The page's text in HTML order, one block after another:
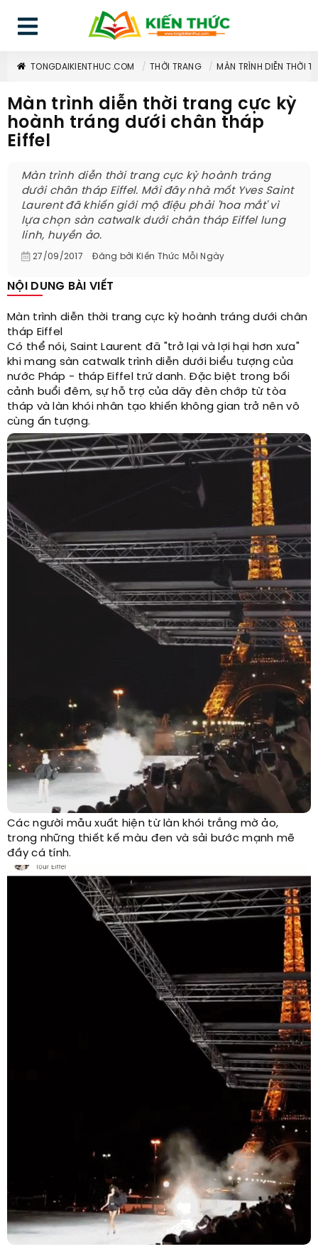
TONGDAIKIENTHUC.COM THỜI TRANG MÀN TRÌNH DIỄN THỜI
Màn trình diễn thời trang cực kỳ
hoành tráng dưới chân tháp
Eiffel
Màn trình diễn thời trang cực kỳ hoành tráng
dưới chân tháp Eiffel. Mới đây nhà mốt Yves Saint
Laurent đã khiến giới mộ điệu phải 'hoa mắt' vì
lựa chọn sàn catwalk dưới chân tháp Eiffel lung
linh, huyền ảo.
27/09/2017 Đăng bởi Kiến Thức Mỗi Ngày
NỘI DUNG BÀI VIẾT
Màn trình diễn thời trang cực kỳ hoành tráng dưới chân
tháp Eiffel
Có thể nói, Saint Laurent đã "trở lại và lợi hại hơn xưa"
khi mang sàn catwalk trình diễn dưới biểu tượng của
nước Pháp - tháp Eiffel trứ danh. Đặc biệt trong bối
cảnh buổi đêm, sự hỗ trợ của dãy đèn chớp từ tòa
tháp và làn khói nhân tạo khiến không gian trở nên vô
cùng ấn tượng.
Các người mẫu xuất hiện từ làn khói trắng mờ ảo,
trong những thiết kế màu đen và sải bước mạnh mẽ
đầy cá tính.